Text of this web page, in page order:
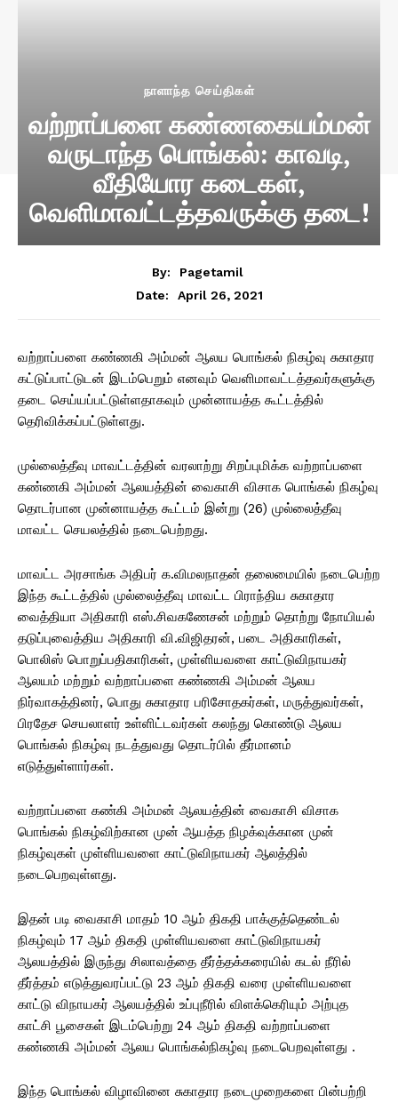
நாளாந்த செய்திகள்
வற்றாப்பளை கண்ணகையம்மன்
வருடாந்த பொங்கல்: காவடி,
வீதியோர கடைகள்,
வெளிமாவட்டத்தவருக்கு தடை!
By:
Pagetamil
Date:
April 26, 2021
வற்றாப்பளை கண்ணகி அம்மன் ஆலய பொங்கல் நிகழ்வு சுகாதார
கட்டுப்பாட்டுடன் இடம்பெறும் எனவும் வெளிமாவட்டத்தவர்களுக்கு
தடை செய்யப்பட்டுள்ளதாகவும் முன்னாயத்த கூட்டத்தில்
தெரிவிக்கப்பட்டுள்ளது.
முல்லைத்தீவு மாவட்டத்தின் வரலாற்று சிறப்புமிக்க வற்றாப்பளை
கண்ணகி அம்மன் ஆலயத்தின் வைகாசி விசாக பொங்கல் நிகழ்வு
தொடர்பான முன்னாயத்த கூட்டம் இன்று (26) முல்லைத்தீவு
மாவட்ட செயலத்தில் நடைபெற்றது.
மாவட்ட அரசாங்க அதிபர் க.விமலநாதன் தலைமையில் நடைபெற்ற
இந்த கூட்டத்தில் முல்லைத்தீவு மாவட்ட பிராந்திய சுகாதார
வைத்தியா அதிகாரி எஸ்.சிவகணேசன் மற்றும் தொற்று நோயியல்
தடுப்புவைத்திய அதிகாரி வி.விஜிதரன், படை அதிகாரிகள்,
பொலிஸ் பொறுப்பதிகாரிகள், முள்ளியவளை காட்டுவிநாயகர்
ஆலயம் மற்றும் வற்றாப்பளை கண்ணகி அம்மன் ஆலய
நிர்வாகத்தினர், பொது சுகாதார பரிசோதகர்கள், மருத்துவர்கள்,
பிரதேச செயலாளர் உள்ளிட்டவர்கள் கலந்து கொண்டு ஆலய
பொங்கல் நிகழ்வு நடத்துவது தொடர்பில் தீர்மானம்
எடுத்துள்ளார்கள்.
வற்றாப்பளை கண்கி அம்மன் ஆலயத்தின் வைகாசி விசாக
பொங்கல் நிகழ்விற்கான முன் ஆயத்த நிழக்வுக்கான முன்
நிகழ்வுகள் முள்ளியவளை காட்டுவிநாயகர் ஆலத்தில்
நடைபெறவுள்ளது.
இதன் படி வைகாசி மாதம் 10 ஆம் திகதி பாக்குத்தெண்டல்
நிகழ்வும் 17 ஆம் திகதி முள்ளியவளை காட்டுவிநாயகர்
ஆலயத்தில் இருந்து சிலாவத்தை தீர்த்தக்கரையில் கடல் நீரில்
தீர்த்தம் எடுத்துவரப்பட்டு 23 ஆம் திகதி வரை முள்ளியவளை
காட்டு விநாயகர் ஆலயத்தில் உப்புநீரில் விளக்கெரியும் அற்புத
காட்சி பூசைகள் இடம்பெற்று 24 ஆம் திகதி வற்றாப்பளை
கண்ணகி அம்மன் ஆலய பொங்கல்நிகழ்வு நடைபெறவுள்ளது .
இந்த பொங்கல் விழாவினை சுகாதார நடைமுறைகளை பின்பற்றி